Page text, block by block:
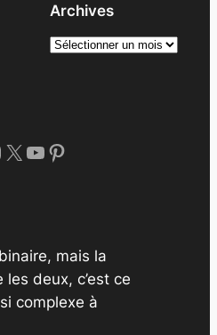
Archives
A
v
X YouTube Pinterest
mais la
deux, c’est ce
complexe à